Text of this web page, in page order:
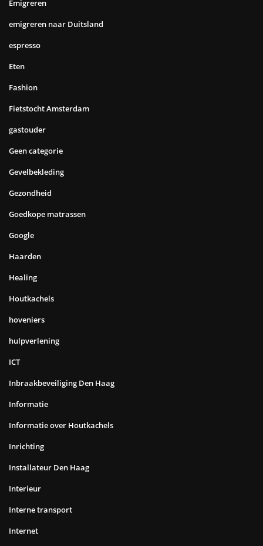
Emigreren
emigreren naar Duitsland
espresso
Eten
Fashion
Fietstocht Amsterdam
gastouder
Geen categorie
Gevelbekleding
Gezondheid
Goedkope matrassen
Google
Haarden
Healing
Houtkachels
hoveniers
hulpverlening
ICT
Inbraakbeveiliging Den Haag
Informatie
Informatie over Houtkachels
Inrichting
Installateur Den Haag
Interieur
Interne transport
Internet